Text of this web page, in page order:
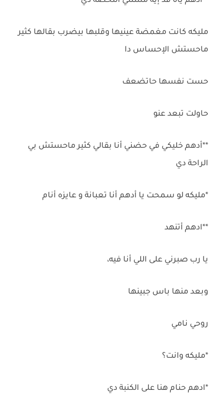
مليكه كانت مغمضة عينيها وقلبها بيضرب بقالها كثير
ماحستش الإحساس دا
حست نفسها حاتضعف
حاولت تبعد عنو
**أدهم خليكي في حضني أنا بقالي كثير ماحستش بي
الراحة دي
*مليكه لو سمحت يا أدهم أنا تعبانة و عايزه أنام
**ادهم أتنهد
يا رب صبرني على اللي أنا فيه،
وبعد منها باس جبينها
روحي نامي
*مليكه وانت؟
*ادهم حنام هنا على الكنبة دي